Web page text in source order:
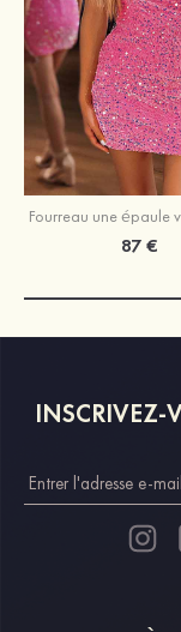
87 €
INSCRIVEZ-